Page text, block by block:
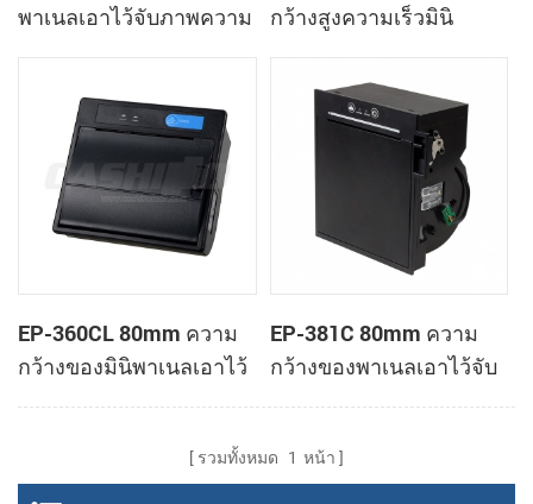
พาเนลเอาไว้จับภาพความ
กว้างสูงความเร็วมินิ
ร้อนกับเครื่องพิมพ์
อัตโนมัติตัดต่อ
EP-360CL 80mm ความ
กว้างของมินิพาเนลเอาไว้
จับภาพความร้อนกับ
EP-381C 80mm ความ
กว้างของพาเนลเอาไว้จับ
ภาพความร้อนที่
ต้อง POS เทอร์มินัล
รวมทั้งหมด 1 หน้า